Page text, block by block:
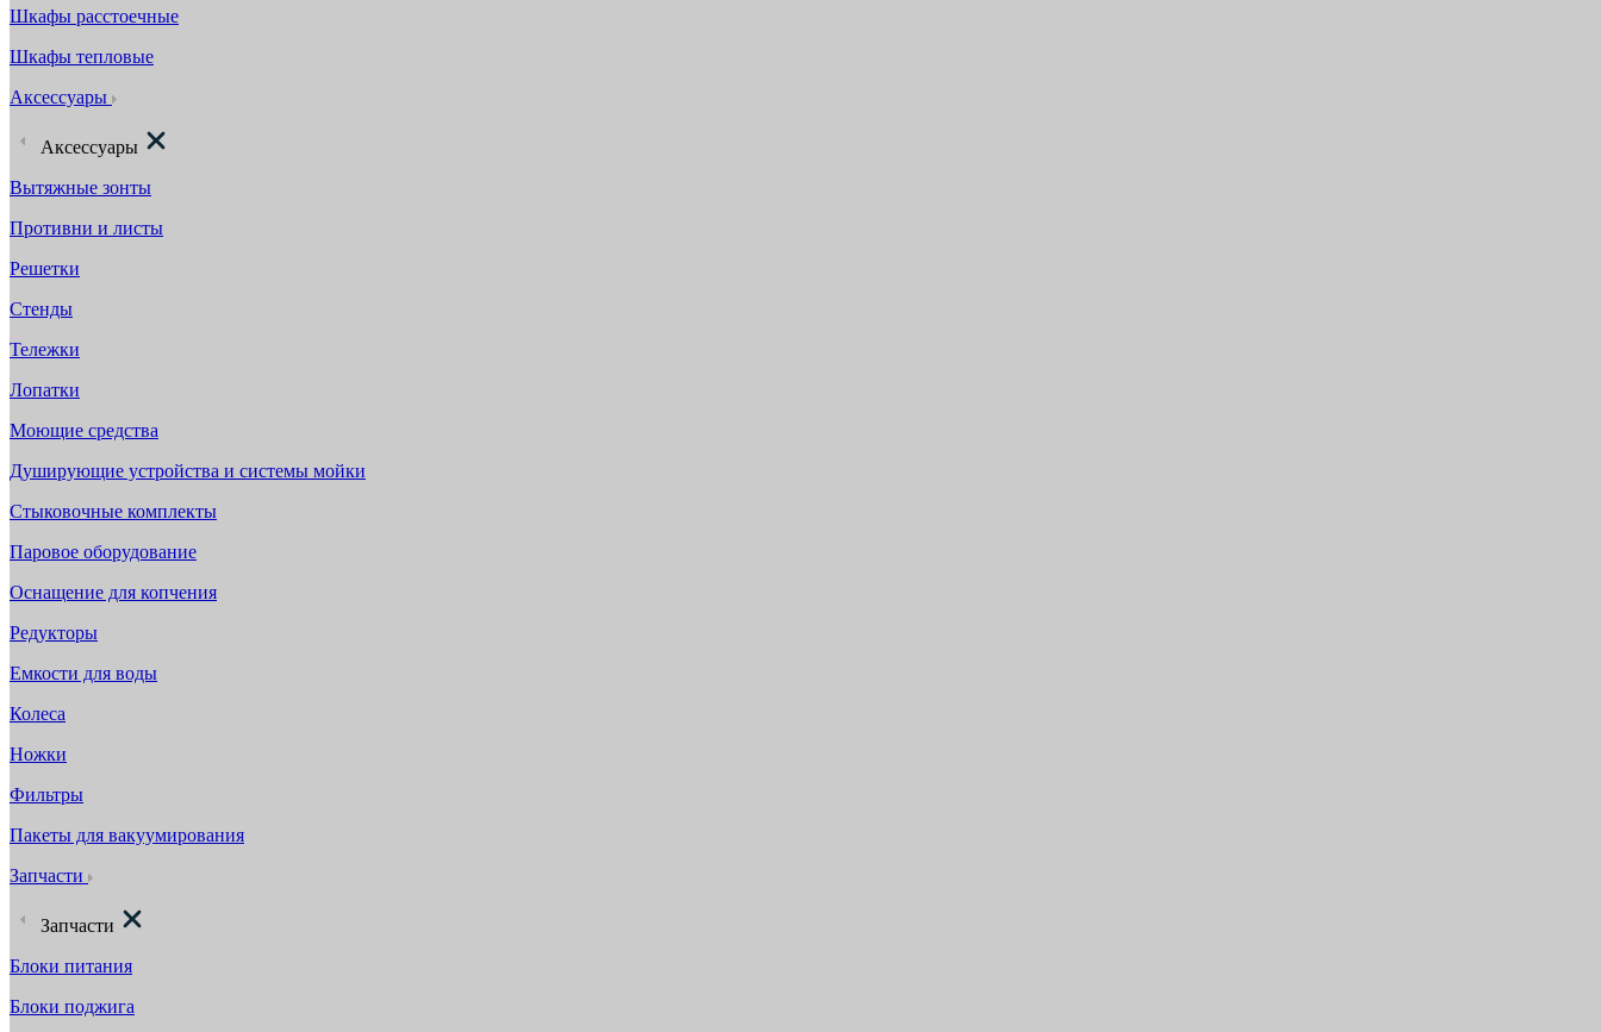
Шкафы расстоечные
Шкафы тепловые
Аксессуары
Аксессуары
Вытяжные зонты
Противни и листы
Решетки
Стенды
Тележки
Лопатки
Моющие средства
Душирующие устройства и системы мойки
Стыковочные комплекты
Паровое оборудование
Оснащение для копчения
Редукторы
Емкости для воды
Колеса
Ножки
Фильтры
Пакеты для вакуумирования
Запчасти
Запчасти
Блоки питания
Блоки поджига